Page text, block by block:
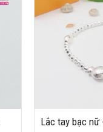
Lắc tay bạc nữ